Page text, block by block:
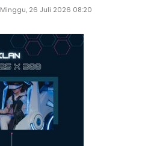
Minggu, 26 Juli 2026 08:20